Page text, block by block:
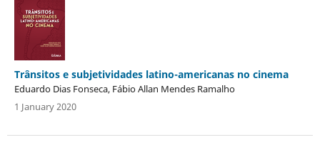
Trânsitos e subjetividades latino-americanas no cinema
Eduardo Dias Fonseca, Fábio Allan Mendes Ramalho
1 January 2020